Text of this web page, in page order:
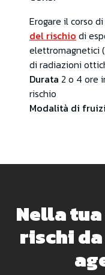
Erogare il corso di
del rischio di
elettromagnetici
di radiazioni
Durata 2 o 4 ore
rischio
Modalità di
Nella
rischi